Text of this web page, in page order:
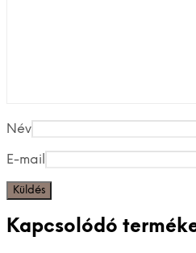
Név
E-mail
Kapcsolódó